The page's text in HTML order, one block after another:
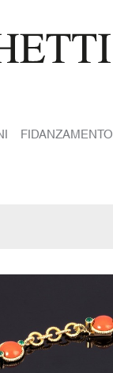
FIDANZAMENTO